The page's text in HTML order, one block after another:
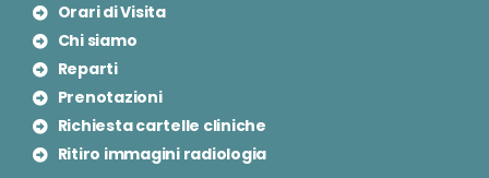
Orari di Visita
Chi siamo
Reparti
Prenotazioni
Richiesta cartelle cliniche
Ritiro immagini radiologia